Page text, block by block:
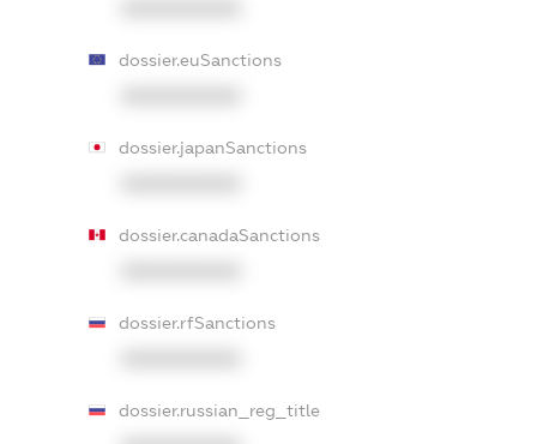
dossier.euSanctions
dossier.japanSanctions
dossier.canadaSanctions
dossier.rfSanctions
dossier.russian_reg_title